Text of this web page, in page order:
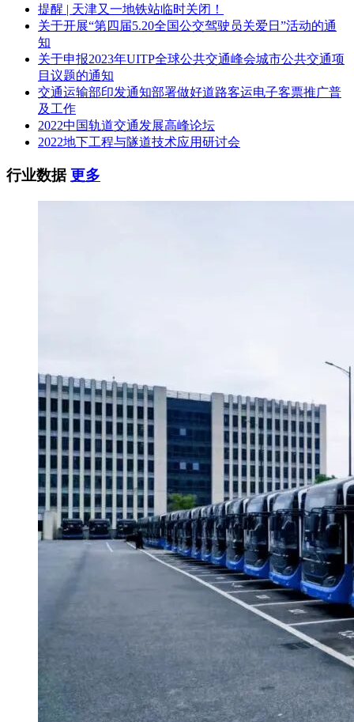
提醒 | 天津又一地铁站临时关闭！
关于开展“第四届5.20全国公交驾驶员关爱日”活动的通
知
关于申报2023年UITP全球公共交通峰会城市公共交通项
目议题的通知
交通运输部印发通知部署做好道路客运电子客票推广普
及工作
2022中国轨道交通发展高峰论坛
2022地下工程与隧道技术应用研讨会
行业数据更多